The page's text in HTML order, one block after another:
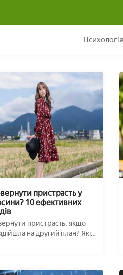
Психологія
пристрасть у
10 ефективних
пристрасть, якщо
на другий план? Які є